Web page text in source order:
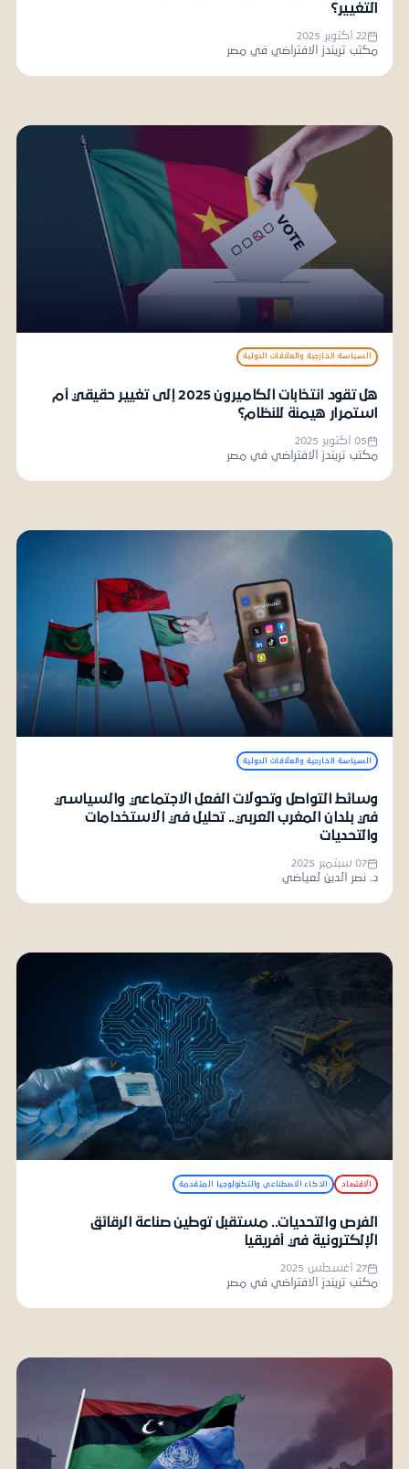
التغيير؟
22 أكتوبر 2025
مكتب تريندز الافتراضي في مصر
السياسة الخارجية والعلاقات الدولية
هل تقود انتخابات الكاميرون 2025 إلى تغيير حقيقي أم
استمرار هيمنة للنظام؟
05 أكتوبر 2025
مكتب تريندز الافتراضي في مصر
السياسة الخارجية والعلاقات الدولية
وسائط التواصل وتحولات الفعل الاجتماعي والسياسي
في بلدان المغرب العربي.. تحليل في الاستخدامات
والتحديات
07 سبتمبر 2025
د. نصر الدين لعياضي
الاقتصاد الذكاء الاصطناعي والتكنولوجيا المتقدمة
الفرص والتحديات.. مستقبل توطين صناعة الرقائق
الإلكترونية في أفريقيا
27 أغسطس 2025
مكتب تريندز الافتراضي في مصر